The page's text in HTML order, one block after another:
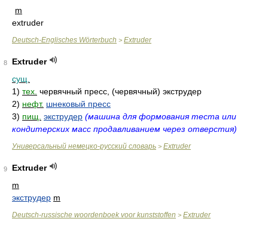
m
extruder
Deutsch-Englisches Wörterbuch > Extruder
8
Extruder
сущ.
1) тех. червячный пресс, (червячный) экструдер
2) нефт. шнековый пресс
3) пищ. экструдер (машина для формования теста или
кондитерских масс продавливанием через отверстия)
Универсальный немецко-русский словарь > Extruder
9
Extruder
m
экструдер m
Deutsch-russische woordenboek voor kunststoffen > Extruder